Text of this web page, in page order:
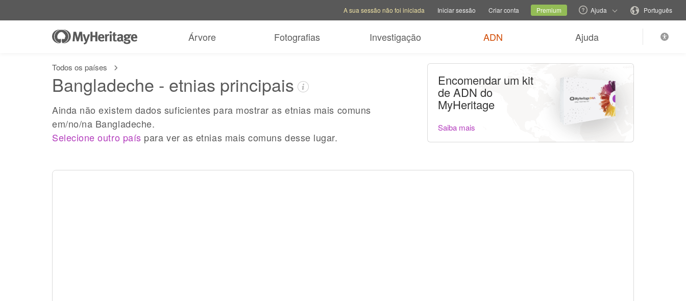
Mudar o idioma
A sua sessão não foi iniciada Iniciar sessão Criar conta Premium Ajuda Português
Árvore Fotografias Investigação ADN Ajuda
Todos os países
Bangladeche - etnias principais
Ainda não existem dados suficientes para mostrar as etnias mais comuns
em/no/na Bangladeche.
Selecione outro país para ver as etnias mais comuns desse lugar.
Encomendar um kit
de ADN do
MyHeritage
Saiba mais